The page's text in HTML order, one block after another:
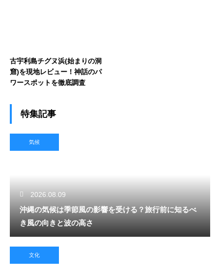
古宇利島チグヌ浜(始まりの洞
窟)を現地レビュー！神話のパ
ワースポットを徹底調査
特集記事
気候
2026.08.09
沖縄の気候は季節風の影響を受ける？旅行前に知るべ
き風の向きと波の高さ
文化